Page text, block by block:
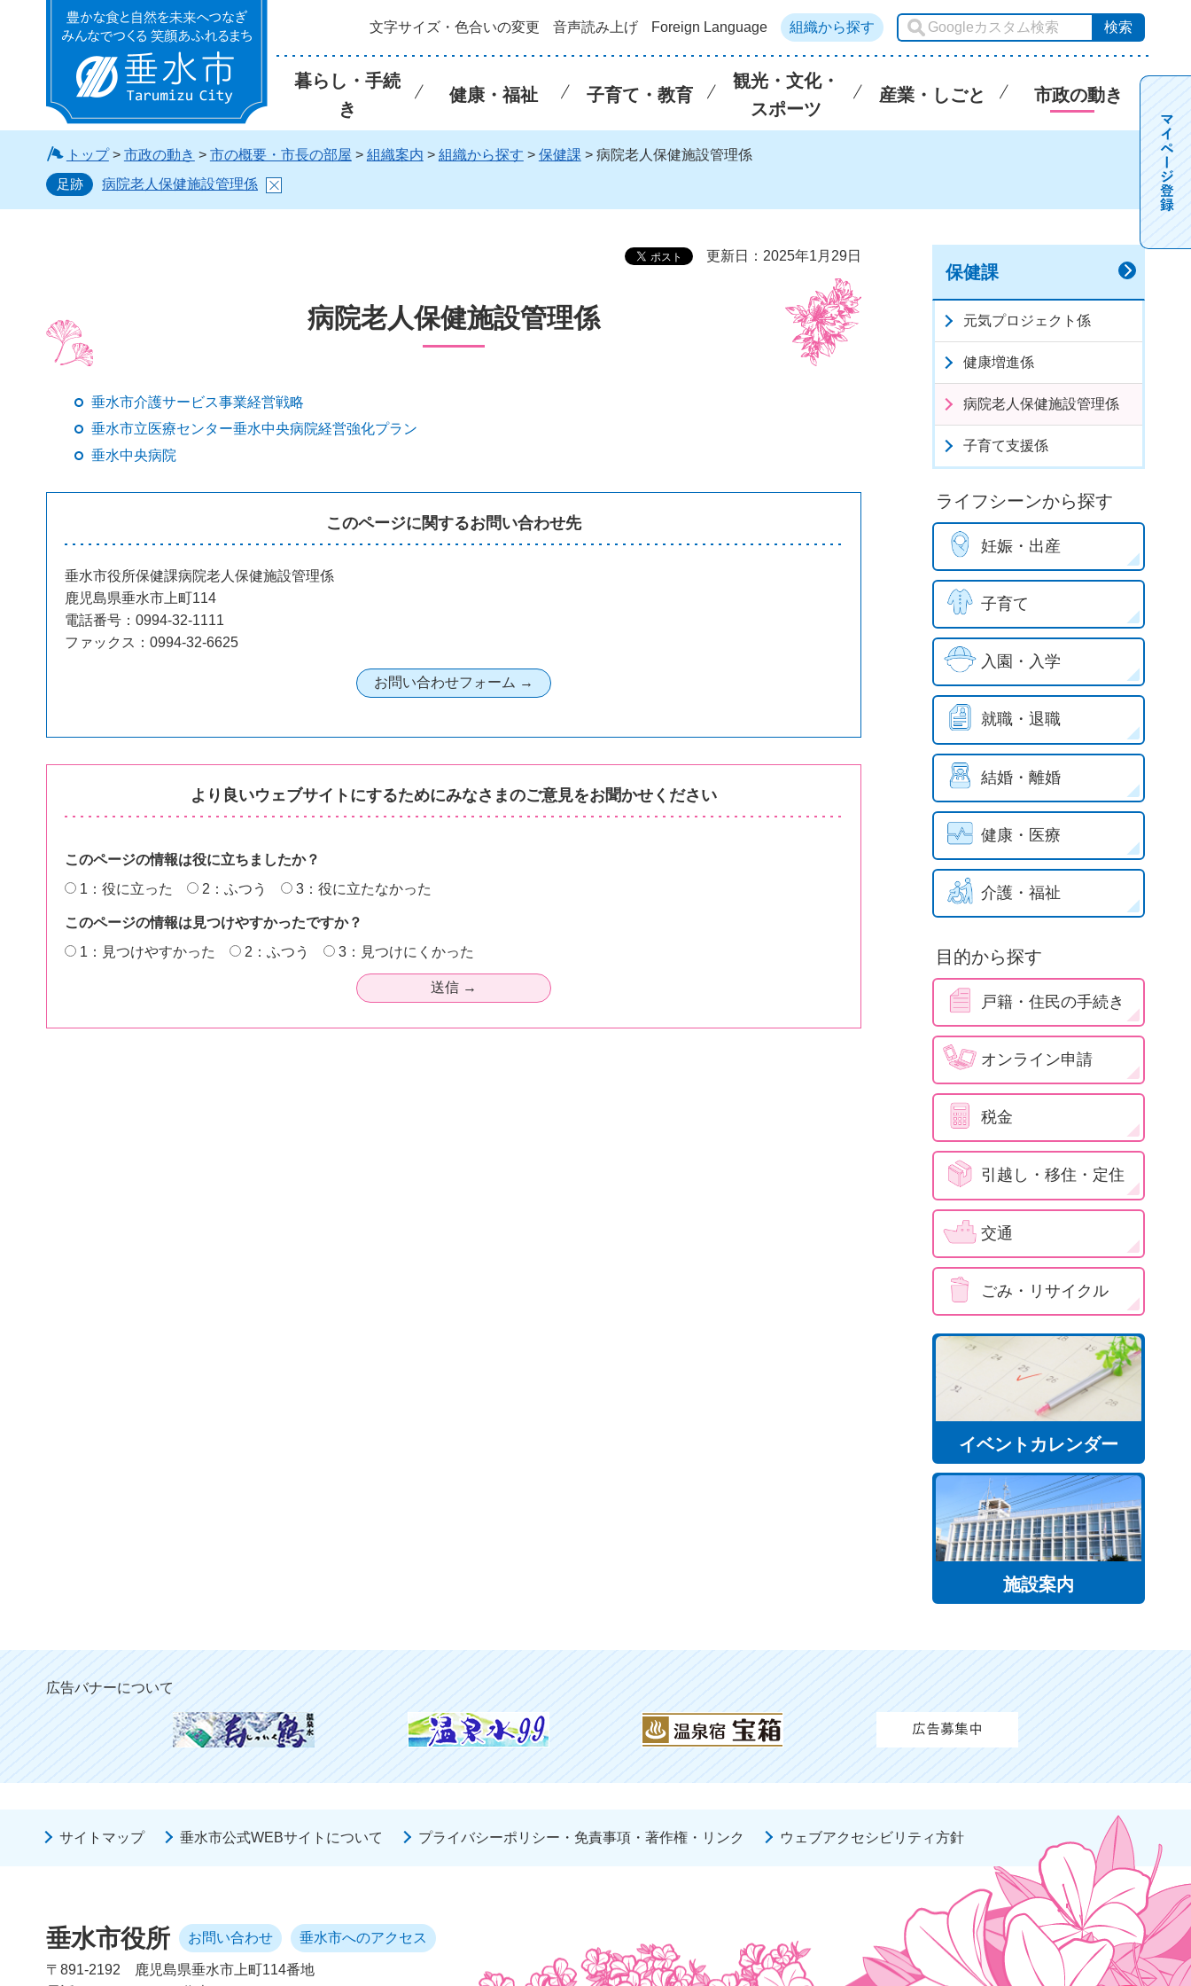
垂水市 文字サイズ・色合いの変更 音声読み上げ Foreign Language 組織から探す
暮らし・手続
き
健康・福祉 子育て・教育
観光・文化・
スポーツ
産業・しごと 市政の動き
トップ> 市政の動き > 市の概要・市長の部屋 > 組織案内 > 組織から探す > 保健課 > 病院老人保健施設管理係
足跡
病院老人保健施設管理係
更新日：2025年1月29日
病院老人保健施設管理係
垂水市介護サービス事業経営戦略
垂水市立医療センター垂水中央病院経営強化プラン
垂水中央病院
このページに関するお問い合わせ先
垂水市役所保健課病院老人保健施設管理係
鹿児島県垂水市上町114
電話番号：0994-32-1111
ファックス：0994-32-6625
より良いウェブサイトにするためにみなさまのご意見をお聞かせください
このページの情報は役に立ちましたか？
1：役に立った
2：ふつう 3：役に立たなかった
このページの情報は見つけやすかったですか？
1：見つけやすかった
2：ふつう 3：見つけにくかった
保健課
元気プロジェクト係
健康増進係
病院老人保健施設管理係
子育て支援係
ライフシーンから探す
妊娠・出産
子育て
入園・入学
就職・退職
結婚・離婚
健康・医療
介護・福祉
目的から探す
戸籍・住民の手続き
オンライン申請
税金
引越し・移住・定住
交通
ごみ・リサイクル
イベントカレンダー
施設案内
広告バナーについて
サイトマップ 垂水市公式WEBサイトについて プライバシーポリシー・免責事項・著作権・リンク ウェブアクセシビリティ方針
垂水市役所 お問い合わせ 垂水市へのアクセス
〒891-2192
鹿児島県垂水市上町114番地